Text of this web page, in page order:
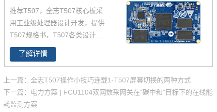
的开发设计资料，提供产品规格
书，软硬件手册等，全志的T507
适用于车载电子、电力、医疗、
工业控制、物联网、智能终端等
领域。
推荐T507，全志T507核心板采
用工业级处理器设计开发，提供
T507规格书，T507各类设计资
料。FETT507-C核心板集成全志
T507四核工业级处理器设计开
Hz，集成G31 GPU，内存2GB D
DR3L，存储8GB eMMC。整板
工业级运行温宽，支持绝大部分
了解详情
上一篇：全志T507操作小技巧连载1-T507屏幕切换的两种方式
下一篇：电力方案 | FCU1104双网数采网关在“碳中和”目标下的在线能
耗监测方案